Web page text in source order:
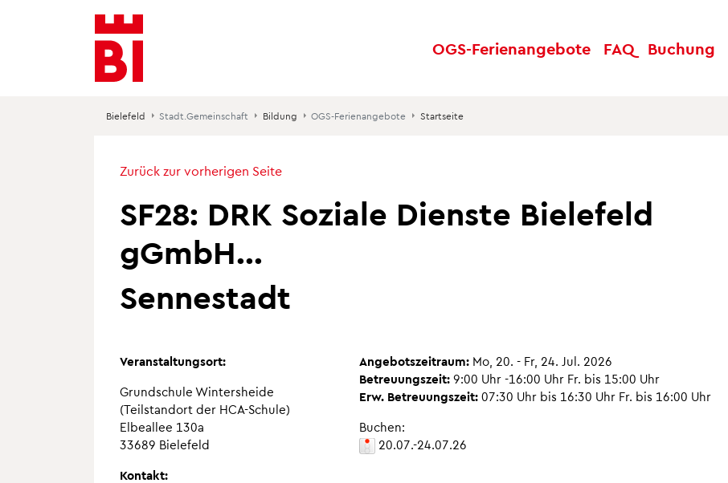
Inhalt
anspringen
Menü
anspringen
Suche
anspringen
OGS-Ferienangebote FAQ Buchung
Bielefeld Stadt.Gemeinschaft Bildung OGS-Ferienangebote Startseite
Zurück zur vorherigen Seite
SF28: DRK Soziale Dienste Bielefeld
gGmbH...
Sennestadt
Veranstaltungsort:
Grundschule Wintersheide
(Teilstandort der HCA-Schule)
Elbeallee 130a
33689 Bielefeld
Kontakt:
Angebotszeitraum: Mo, 20. - Fr, 24. Jul. 2026
Betreuungszeit: 9:00 Uhr -16:00 Uhr Fr. bis 15:00 Uhr
Erw. Betreuungszeit: 07:30 Uhr bis 16:30 Uhr Fr. bis 16:00 Uhr
Buchen:
20.07.-24.07.26